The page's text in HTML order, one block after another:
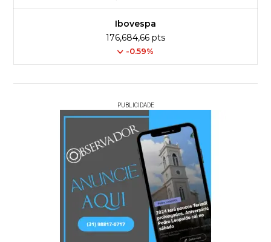
Ibovespa
176,684,66 pts
-0.59%
PUBLICIDADE